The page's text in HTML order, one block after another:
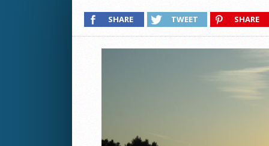
SHARE TWEET SHARE